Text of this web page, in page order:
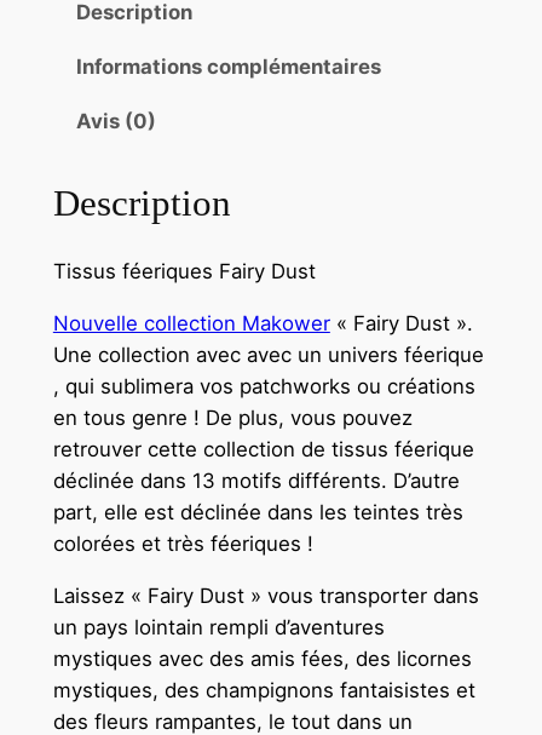
Description
Informations complémentaires
Avis (0)
Description
Tissus féeriques Fairy Dust
Nouvelle collection Makower« Fairy Dust ».
Une collection avec avec un univers féerique
, qui sublimera vos patchworks ou créations
en tous genre ! De plus, vous pouvez
retrouver cette collection de tissus féerique
déclinée dans 13 motifs différents. D’autre
part, elle est déclinée dans les teintes très
colorées et très féeriques !
Laissez « Fairy Dust » vous transporter dans
un pays lointain rempli d’aventures
mystiques avec des amis fées, des licornes
mystiques, des champignons fantaisistes et
des fleurs rampantes, le tout dans un